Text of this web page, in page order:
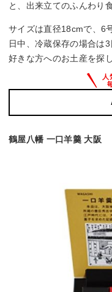
と、出来立てのふんわり
サイズは直径18cmで、6
日中、冷蔵保存の場合は
好きな方へのお土産を探
鶴屋八幡 一口羊羹 大阪